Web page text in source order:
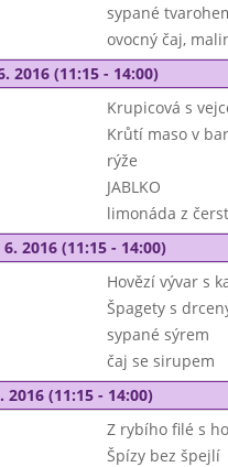
sypané
ovocný čaj,
2016 (11:15 - 14:00)
Krupicová s
Krůtí maso v
rýže
JABLKO
limonáda z
2016 (11:15 - 14:00)
Hovězí vývar s
Špagety s
sypané sýrem
čaj se sirupem
2016 (11:15 - 14:00)
Z rybího filé s
Špízy bez špejlí